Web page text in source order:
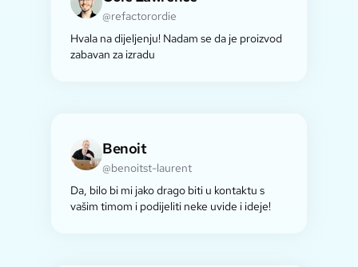
@refactorordie
Hvala na dijeljenju! Nadam se da je proizvod
zabavan za izradu
Benoit
@benoitst-laurent
Da, bilo bi mi jako drago biti u kontaktu s
vašim timom i podijeliti neke uvide i ideje!